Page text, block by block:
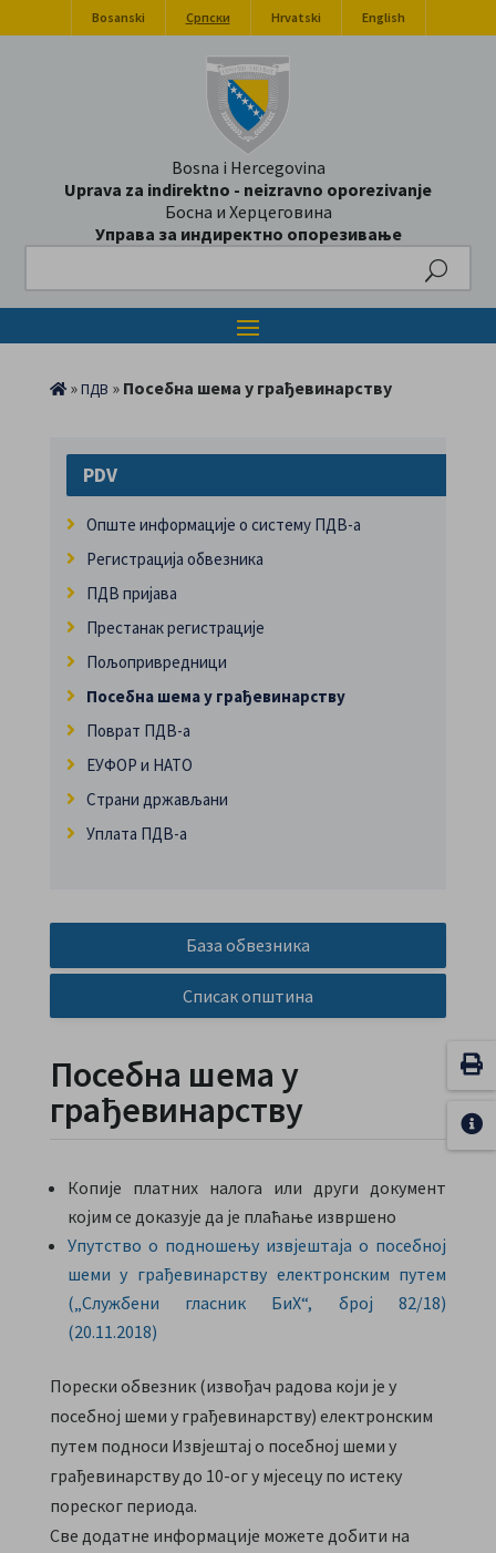
Bosanski Српски Hrvatski English
Bosna i Hercegovina
Uprava za indirektno - neizravno oporezivanje
Босна и Херцеговина
Управа за индиректно опорезивање
»ПДВ » Посебна шема у грађевинарству
PDV
Опште информације о систему ПДВ-а
Регистрација обвезника
ПДВ пријава
Престанак регистрације
Пољопривредници
Посебна шема у грађевинарству
Поврат ПДВ-а
ЕУФОР и НАТО
Страни држављани
Уплата ПДВ-а
База обвезника
Списак општина
Посебна шема у
грађевинарству
Копије платних налога или други документ
којим се доказује да је плаћање извршено
Упутство о подношењу извјештаја о посебној
шеми у грађевинарству електронским путем
(„Службени гласник БиХ“, број 82/18)
(20.11.2018)
Порески обвезник (извођач радова који је у
посебној шеми у грађевинарству) електронским
путем подноси Извјештај о посебној шеми у
грађевинарству до 10-ог у мјесецу по истеку
пореског периода.
Све додатне информације можете добити на